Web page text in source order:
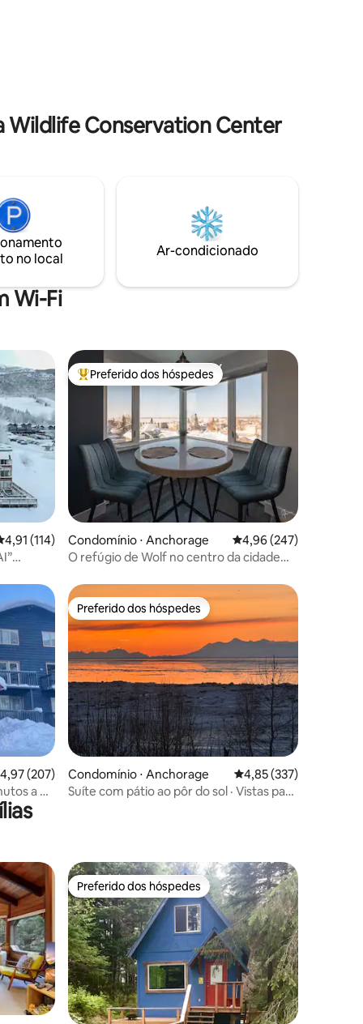
Wildlife Conservation Center
no local
Ar-condicionado
Wi-Fi
de uma avaliação média de 5, 114 avaliações
4,91 (114)
Entre os melhores preferidos dos hóspedes
Preferido dos hóspedes
Condomínio ⋅ Anchorage 4,96 de uma avaliação
4,96 (247)
O refúgio de Wolf no centro da cidade
hóspedes
de uma avaliação média de 5, 207 avaliações
4,97 (207)
a pé
Preferido dos hóspedes
Preferido dos hóspedes
Condomínio ⋅ Anchorage 4,85 de uma avaliação
4,85 (337)
Suíte com pátio ao pôr do sol · Vistas para
hóspedes Preferido dos hóspedes
Preferido dos hóspedes